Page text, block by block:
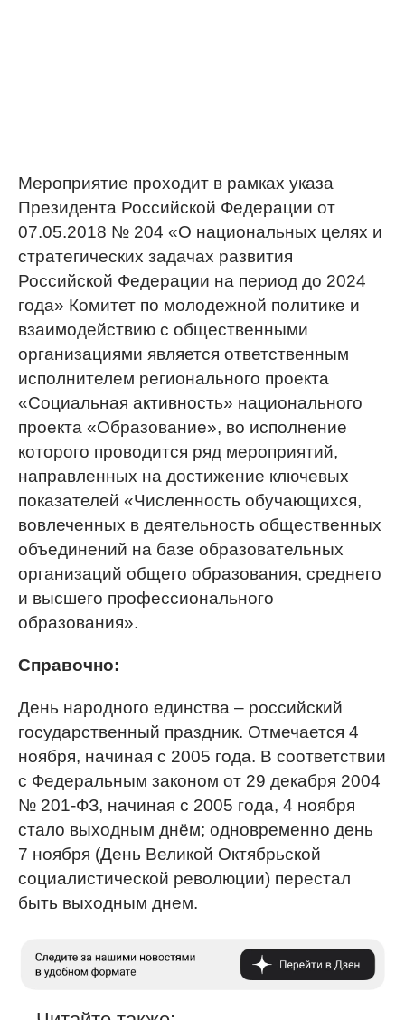
Мероприятие проходит в рамках указа
Президента Российской Федерации от
07.05.2018 № 204 «О национальных целях и
стратегических задачах развития
Российской Федерации на период до 2024
года» Комитет по молодежной политике и
взаимодействию с общественными
организациями является ответственным
исполнителем регионального проекта
«Социальная активность» национального
проекта «Образование», во исполнение
которого проводится ряд мероприятий,
направленных на достижение ключевых
показателей «Численность обучающихся,
вовлеченных в деятельность общественных
объединений на базе образовательных
организаций общего образования, среднего
и высшего профессионального
образования».
Справочно:
День народного единства – российский
государственный праздник. Отмечается 4
ноября, начиная с 2005 года. В соответствии
с Федеральным законом от 29 декабря 2004
№ 201-ФЗ, начиная с 2005 года, 4 ноября
стало выходным днём; одновременно день
7 ноября (День Великой Октябрьской
социалистической революции) перестал
быть выходным днем.